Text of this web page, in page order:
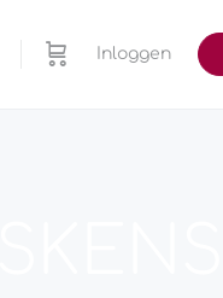
Inloggen